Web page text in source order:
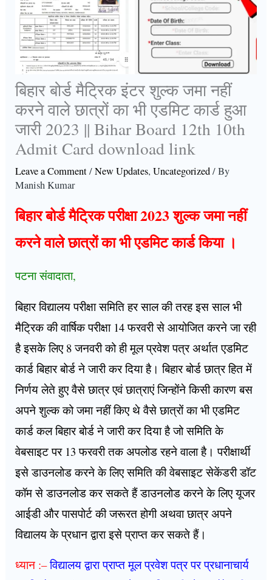
बिहार बोर्ड मैट्रिक इंटर शुल्क जमा नहीं
करने वाले छात्रों का भी एडमिट कार्ड हुआ
जारी 2023 || Bihar Board 12th 10th
Admit Card download link
Leave a Comment/New Updates,Uncategorized/ By
Manish Kumar
बिहार बोर्ड मैट्रिक परीक्षा 2023 शुल्क जमा नहीं
करने वाले छात्रों का भी एडमिट कार्ड किया ।
पटना संवादाता,
बिहार विद्यालय परीक्षा समिति हर साल की तरह इस साल भी
मैट्रिक की वार्षिक परीक्षा 14 फरवरी से आयोजित करने जा रही
है इसके लिए 8 जनवरी को ही मूल प्रवेश पत्र अर्थात एडमिट
कार्ड बिहार बोर्ड ने जारी कर दिया है। बिहार बोर्ड छात्र हित में
निर्णय लेते हुए वैसे छात्र एवं छात्राएं जिन्होंने किसी कारण बस
अपने शुल्क को जमा नहीं किए थे वैसे छात्रों का भी एडमिट
कार्ड कल बिहार बोर्ड ने जारी कर दिया है जो समिति के
वेबसाइट पर 13 फरवरी तक अपलोड रहने वाला है। परीक्षार्थी
इसे डाउनलोड करने के लिए समिति की वेबसाइट सेकेंडरी डॉट
कॉम से डाउनलोड कर सकते हैं डाउनलोड करने के लिए यूजर
आईडी और पासपोर्ट की जरूरत होगी अथवा छात्र अपने
विद्यालय के प्रधान द्वारा इसे प्राप्त कर सकते हैं।
ध्यान :–विद्यालय द्वारा प्राप्त मूल प्रवेश पत्र पर प्रधानाचार्य